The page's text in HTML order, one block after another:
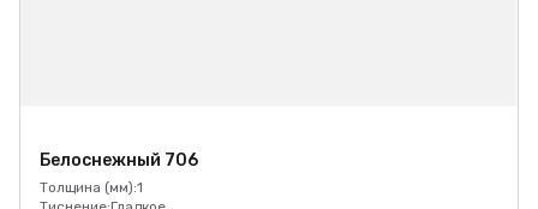
Белоснежный 706
Толщина (мм):1